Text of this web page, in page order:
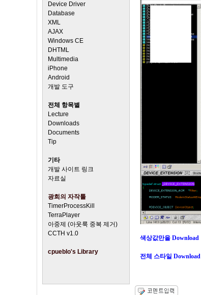
Device Driver
Database
XML
AJAX
Windows CE
DHTML
Multimedia
iPhone
Android
개발 도구
전체 항목별
Lecture
Downloads
Documents
Tip
기타
개발 사이트 링크
자료실
광희의 자작툴
TimerProcessKill
TerraPlayer
아중제 (아웃룩 중복 제거)
CCTH v1.0
cpueblo's Library
색상값만을 Download
전체 스타일 Download